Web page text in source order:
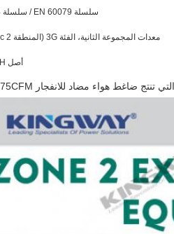
سلسلة EN 60079 / سلسلة EN 1834
معدات المجموعة الثانية، الفئة 3G (المنطقة 2 IIB T3 Gc)
أصل DLQ375H